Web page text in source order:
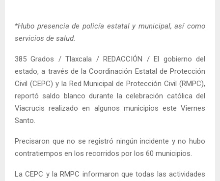
*Hubo presencia de policía estatal y municipal, así como
servicios de salud.
385 Grados / Tlaxcala / REDACCIÓN / El gobierno del
estado, a través de la Coordinación Estatal de Protección
Civil (CEPC) y la Red Municipal de Protección Civil (RMPC),
reportó saldo blanco durante la celebración católica del
Viacrucis realizado en algunos municipios este Viernes
Santo.
Precisaron que no se registró ningún incidente y no hubo
contratiempos en los recorridos por los 60 municipios.
La CEPC y la RMPC informaron que todas las actividades